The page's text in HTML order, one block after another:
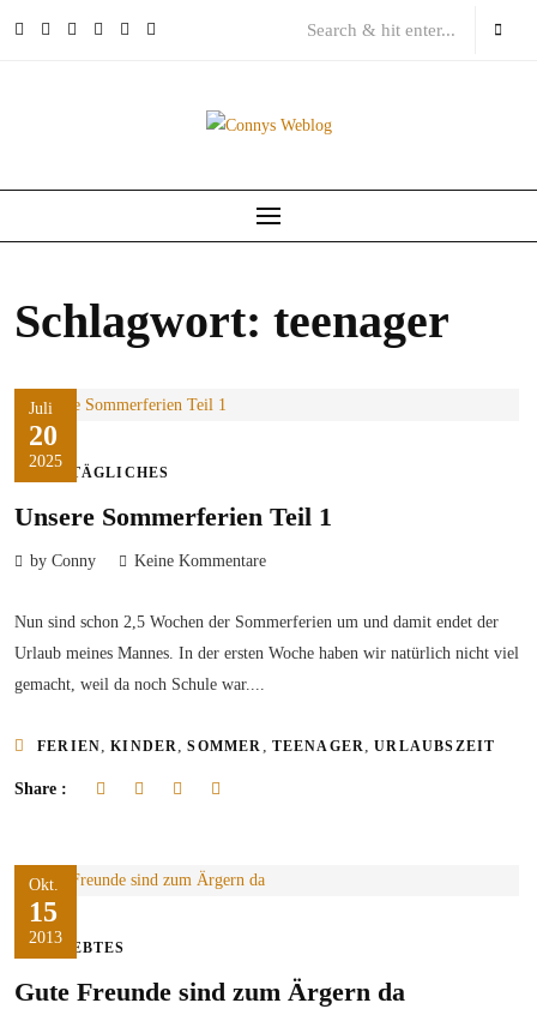
Schlagwort: teenager
Juli
20
2025
ALLTÄGLICHES
Unsere Sommerferien Teil 1
by Conny Keine Kommentare
Nun sind schon 2,5 Wochen der Sommerferien um und damit endet der
Urlaub meines Mannes. In der ersten Woche haben wir natürlich nicht viel
gemacht, weil da noch Schule war....
FERIEN ,KINDER ,SOMMER TEENAGER ,URLAUBSZEIT
Share :
Okt.
15
2013
ERLEBTES
Gute Freunde sind zum Ärgern da